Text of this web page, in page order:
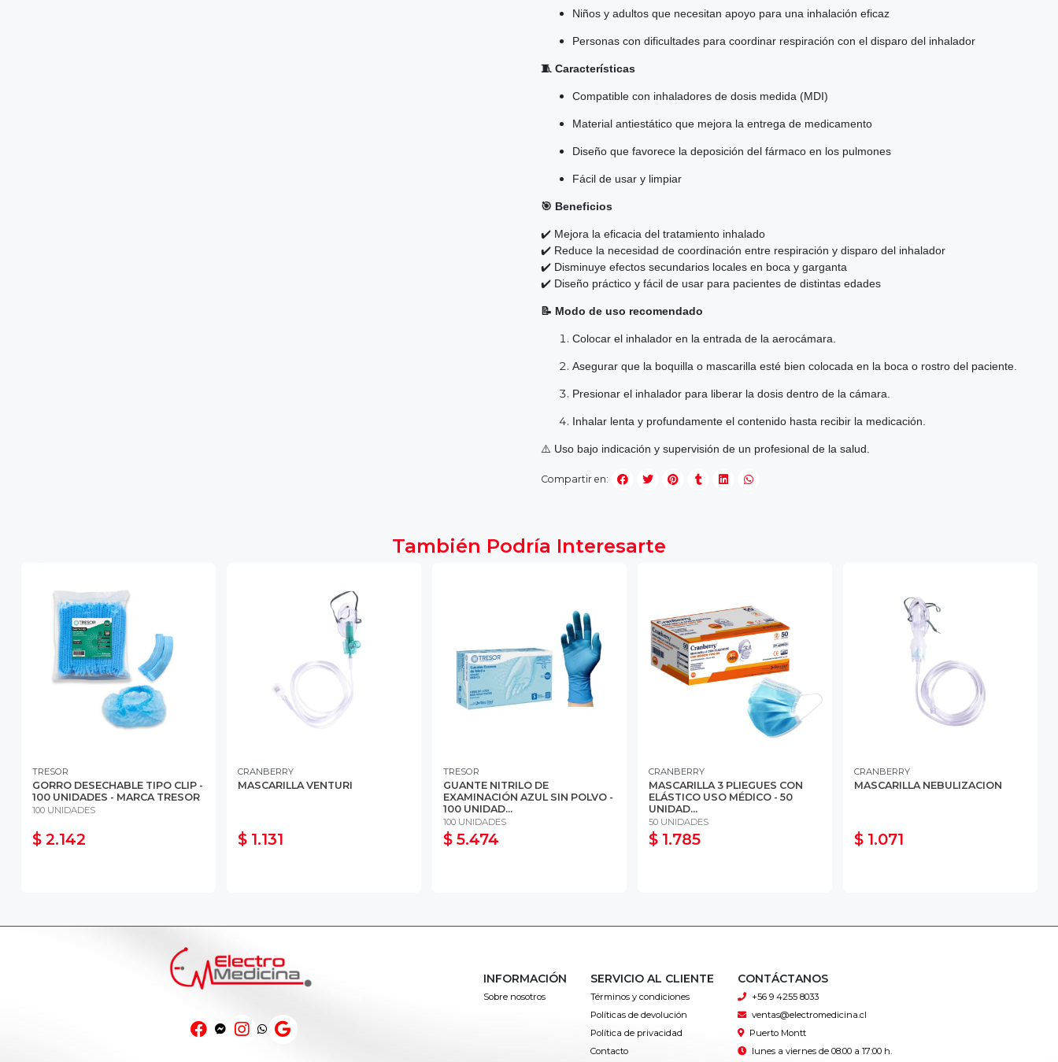
Niños y adultos que necesitan apoyo para una inhalación eficaz
Personas con dificultades para coordinar respiración con el disparo del inhalador
🧵 Características
Compatible con inhaladores de dosis medida (MDI)
Material antiestático que mejora la entrega de medicamento
Diseño que favorece la deposición del fármaco en los pulmones
Fácil de usar y limpiar
🎯 Beneficios
✔️ Mejora la eficacia del tratamiento inhalado
✔️ Reduce la necesidad de coordinación entre respiración y disparo del inhalador
✔️ Disminuye efectos secundarios locales en boca y garganta
✔️ Diseño práctico y fácil de usar para pacientes de distintas edades
📝 Modo de uso recomendado
Colocar el inhalador en la entrada de la aerocámara.
Asegurar que la boquilla o mascarilla esté bien colocada en la boca o rostro del paciente.
Presionar el inhalador para liberar la dosis dentro de la cámara.
Inhalar lenta y profundamente el contenido hasta recibir la medicación.
⚠️ Uso bajo indicación y supervisión de un profesional de la salud.
Compartir en:
También Podría Interesarte
TRESOR
GORRO DESECHABLE TIPO CLIP -
100 UNIDADES - MARCA TRESOR
100 UNIDADES
$ 2.142
CRANBERRY
MASCARILLA VENTURI
$ 1.131
TRESOR
GUANTE NITRILO DE
EXAMINACIÓN AZUL SIN POLVO -
100 UNIDAD...
100 UNIDADES
$ 5.474
CRANBERRY
MASCARILLA 3 PLIEGUES CON
ELÁSTICO USO MÉDICO - 50
UNIDAD...
50 UNIDADES
$ 1.785
CRANBERRY
MASCARILLA NEBULIZACION
$ 1.071
INFORMACIÓN
Sobre nosotros
SERVICIO AL CLIENTE
Términos y condiciones
Políticas de devolución
Política de privacidad
Contacto
CONTÁCTANOS
+56 9 4255 8033
ventas@electromedicina.cl
Puerto Montt
lunes a viernes de 08:00 a 17:00 h.